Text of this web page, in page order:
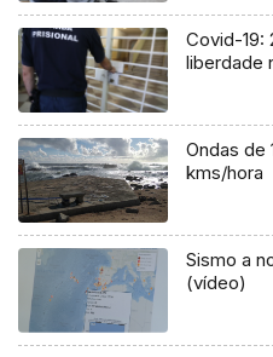
Covid-19:
liberdade
Ondas de
kms/hora
Sismo a
(vídeo)